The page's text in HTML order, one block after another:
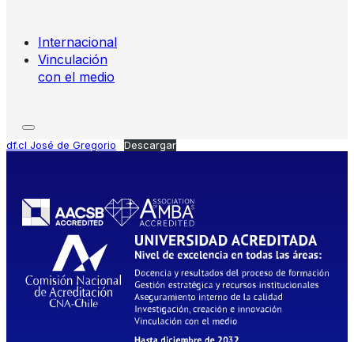
Internacional
Vinculación
con el medio
df.cl José de Gregorio Descargar